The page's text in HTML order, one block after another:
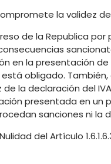
la validez
de la Republica
en la presentación
obligado.
la declaración del
presentada en
sanciones ni la
del Artículo